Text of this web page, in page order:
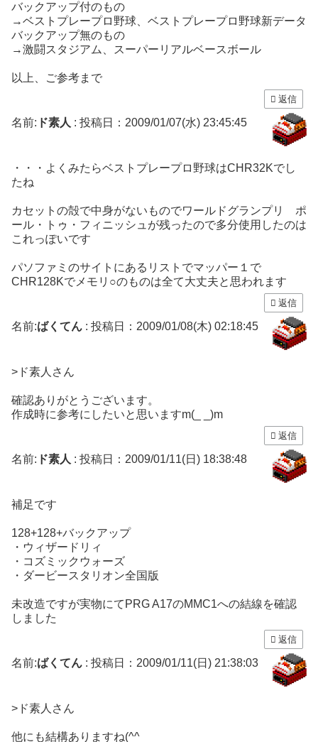
バックアップ付のもの
→ベストプレープロ野球、ベストプレープロ野球新データ
バックアップ無のもの
→激闘スタジアム、スーパーリアルベースボール
以上、ご参考まで
返信
名前: ド素人 : 投稿日：2009/01/07(水) 23:45:45
・・・よくみたらベストプレープロ野球はCHR32Kでし
たね
カセットの殻で中身がないものでワールドグランプリ ポ
ール・トゥ・フィニッシュが残ったので多分使用したのは
これっぽいです
パソファミのサイトにあるリストでマッパー１で
CHR128Kでメモリ○のものは全て大丈夫と思われます
返信
名前:ばくてん : 投稿日：2009/01/08(木) 02:18:45
>ド素人さん
確認ありがとうございます。
作成時に参考にしたいと思いますm(_ _)m
返信
名前: ド素人 : 投稿日：2009/01/11(日) 18:38:48
補足です
128+128+バックアップ
・ウィザードリィ
・コズミックウォーズ
・ダービースタリオン全国版
未改造ですが実物にてPRG A17のMMC1への結線を確認
しました
返信
名前:ばくてん : 投稿日：2009/01/11(日) 21:38:03
>ド素人さん
他にも結構ありますね(^^